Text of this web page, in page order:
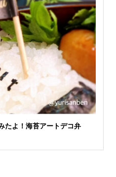
たよ！海苔アートデコ弁